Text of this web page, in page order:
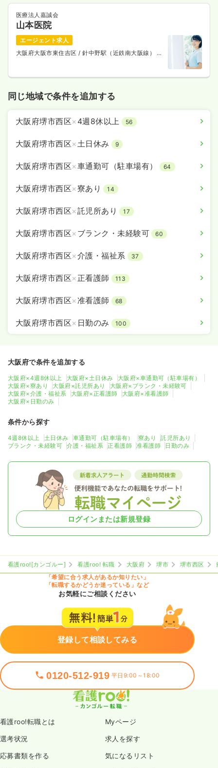
医療法人嘉誠会
山本医院
エージェント求人
大阪府大阪市東住吉区 / 針中野駅（近鉄南大阪線） 徒
同じ地域で条件を追加する
大阪府堺市西区× 4週8休以上 56
大阪府堺市西区×土日休み 9
大阪府堺市西区×車通勤可（駐車場有） 64
大阪府堺市西区×寮あり 14
大阪府堺市西区×託児所あり 17
大阪府堺市西区× ブランク・未経験可 60
大阪府堺市西区×介護・福祉系 37
大阪府堺市西区× 正看護師 113
大阪府堺市西区×准看護師 68
大阪府堺市西区× 日勤のみ 100
大阪府で条件を追加する
大阪府×4週8休以上 大阪府×土日休み
大阪府×車通勤可（駐車場有）
大阪府×寮あり
大阪府×託児所あり
大阪府×ブランク・未経験可
大阪府×介護・福祉系
大阪府×正看護師
大阪府×准看護師
大阪府×日勤のみ
条件から探す
4週8休以上 土日休み 車通勤可（駐車場有） 寮あり
託児所あり
ブランク・未経験可
介護・福祉系 正看護師 准看護師 日勤のみ
ログインまたは新規登録
看護roo![カンゴルー] 看護roo! 転職 大阪府 堺市 堺市西区
「希望に合う求人があるか知りたい」
「転職するかどうか迷っている」など
お気軽にご相談ください
登録して相談してみる
0120-512-919 平日9:00～18:00
看護roo!転職とは Myページ
選考状況 求人を探す
応募書類を作る 気になるリスト